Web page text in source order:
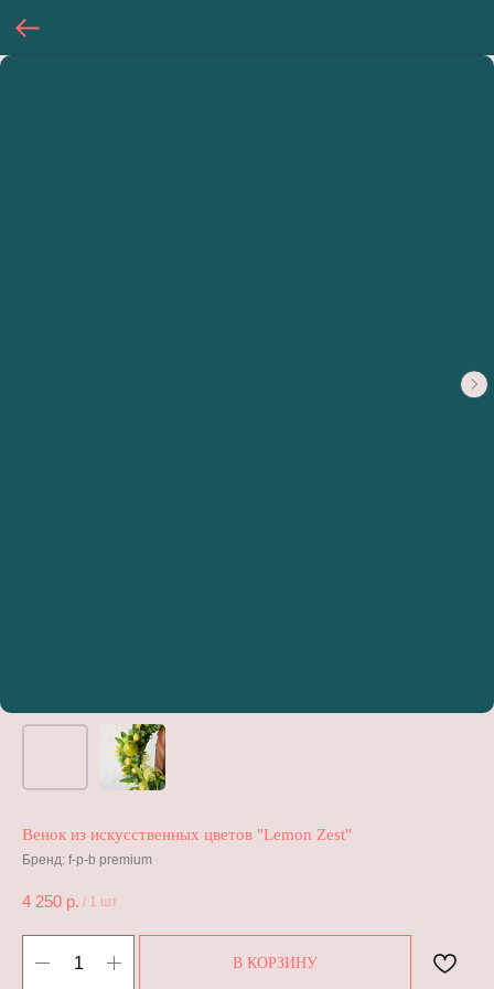
Венок из искусственных цветов "Lemon Zest"
Бренд: f-p-b premium
4 250 р. / 1 шт
В КОРЗИНУ